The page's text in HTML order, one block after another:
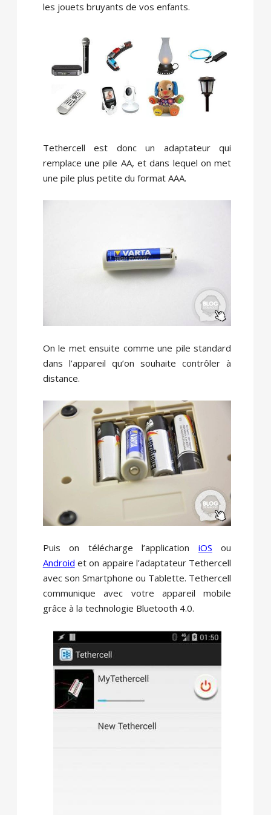
les jouets bruyants de vos enfants.
Tethercell est donc un adaptateur qui
remplace une pile AA, et dans lequel on met
une pile plus petite du format AAA.
On le met ensuite comme une pile standard
dans l’appareil qu’on souhaite contrôler à
distance.
Puis on télécharge l’application iOS ou
Android et on appaire l’adaptateur Tethercell
avec son Smartphone ou Tablette. Tethercell
communique avec votre appareil mobile
grâce à la technologie Bluetooth 4.0.